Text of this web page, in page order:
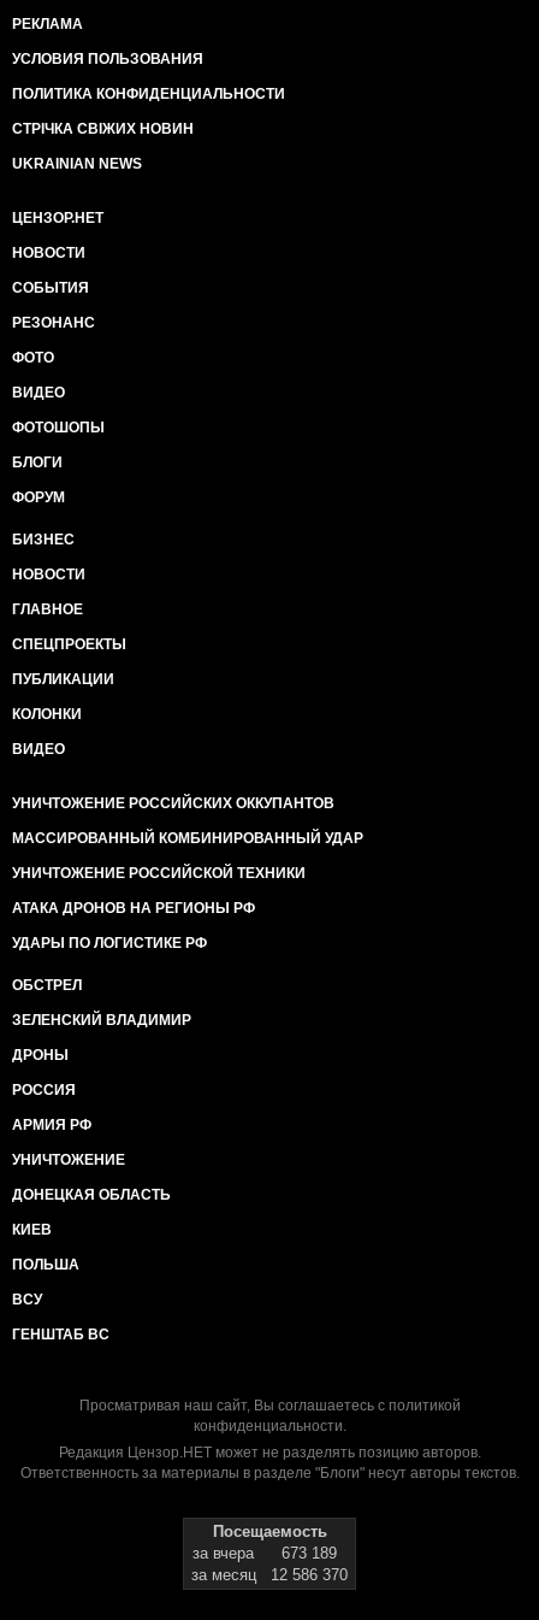
РЕКЛАМА
УСЛОВИЯ ПОЛЬЗОВАНИЯ
ПОЛИТИКА КОНФИДЕНЦИАЛЬНОСТИ
СТРІЧКА СВІЖИХ НОВИН
UKRAINIAN NEWS
ЦЕНЗОР.НЕТ
НОВОСТИ
СОБЫТИЯ
РЕЗОНАНС
ФОТО
ВИДЕО
ФОТОШОПЫ
БЛОГИ
ФОРУМ
БИЗНЕС
НОВОСТИ
ГЛАВНОЕ
СПЕЦПРОЕКТЫ
ПУБЛИКАЦИИ
КОЛОНКИ
ВИДЕО
УНИЧТОЖЕНИЕ РОССИЙСКИХ ОККУПАНТОВ
МАССИРОВАННЫЙ КОМБИНИРОВАННЫЙ УДАР
УНИЧТОЖЕНИЕ РОССИЙСКОЙ ТЕХНИКИ
АТАКА ДРОНОВ НА РЕГИОНЫ РФ
УДАРЫ ПО ЛОГИСТИКЕ РФ
ОБСТРЕЛ
ЗЕЛЕНСКИЙ ВЛАДИМИР
ДРОНЫ
РОССИЯ
АРМИЯ РФ
УНИЧТОЖЕНИЕ
ДОНЕЦКАЯ ОБЛАСТЬ
КИЕВ
ПОЛЬША
ВСУ
ГЕНШТАБ ВС
Просматривая наш сайт, Вы соглашаетесь с политикой
конфиденциальности.
Редакция Цензор.НЕТ может не разделять позицию авторов.
Ответственность за материалы в разделе "Блоги" несут авторы текстов.
Посещаемость
за вчера
673 189
за месяц
12 586 370